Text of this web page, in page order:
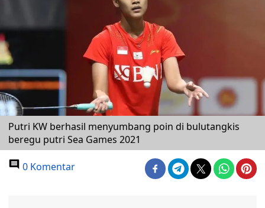
Putri KW berhasil menyumbang poin di bulutangkis
beregu putri Sea Games 2021
0 Komentar